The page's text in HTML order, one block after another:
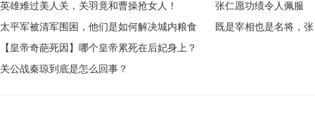
介
英雄难过美人关，关羽竟和曹操抢女人！
太平军被清军围困，他们是如何解决城内粮食
短缺问题的？
【皇帝奇葩死因】哪个皇帝累死在后妃身上？
古代皇帝奇葩死因
关公战秦琼到底是怎么回事？
既是宰相也是名将，张